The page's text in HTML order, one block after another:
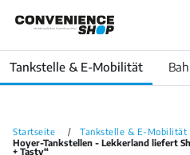
Tankstelle & E-Mobilität
Startseite
Tankstelle & E-Mobilität
Hoyer-Tankstellen - Lekkerland liefert
+ Tasty“